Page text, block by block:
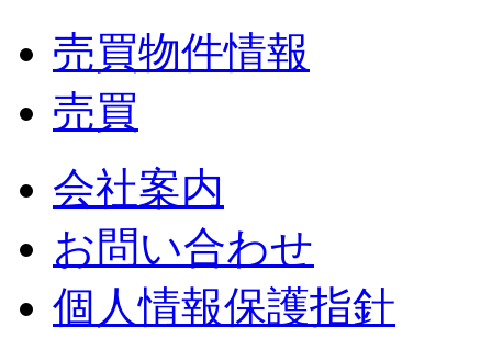
売買物件情報
売買
会社案内
お問い合わせ
個人情報保護指針